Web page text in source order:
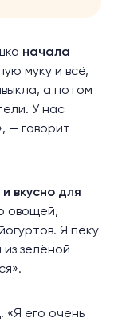
начала
муку и всё,
а потом
У нас
— говорит
вкусно для
овощей,
Я пеку
зелёной
«Я его очень